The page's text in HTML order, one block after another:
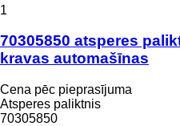
1
70305850 atsperes
kravas automašīnas
Cena pēc pieprasījuma
Atsperes paliktnis
70305850